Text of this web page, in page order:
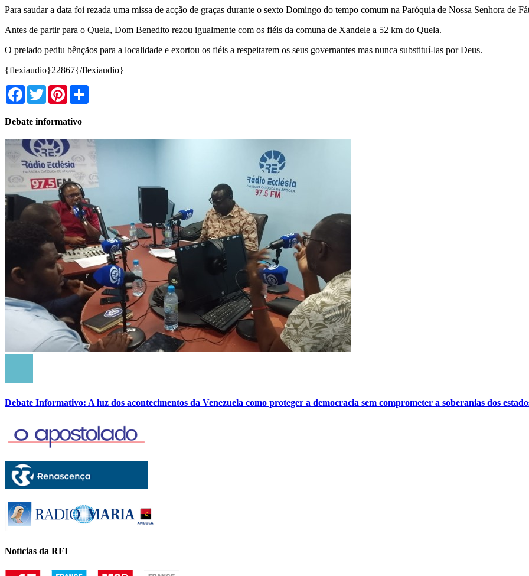
Para saudar a data foi rezada uma missa de acção de graças durante o sexto Domingo do tempo comum na Paróquia de Nossa Senhora de
Antes de partir para o Quela, Dom Benedito rezou igualmente com os fiéis da comuna de Xandele a 52 km do Quela.
O prelado pediu bênçãos para a localidade e exortou os fiéis a respeitarem os seus governantes mas nunca substituí-las por Deus.
{flexiaudio}22867{/flexiaudio}
Facebook
TwitterPinterest
Debate informativo
Debate Informativo: A luz dos acontecimentos da Venezuela como proteger a democracia sem comprometer a soberanias dos
Notícias da RFI